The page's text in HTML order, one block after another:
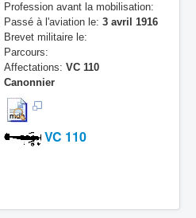
Profession avant la mobilisation:
Passé à l'aviation le: 3 avril 1916
Brevet militaire le:
Parcours:
Affectations: VC 110
Canonnier
VC 110